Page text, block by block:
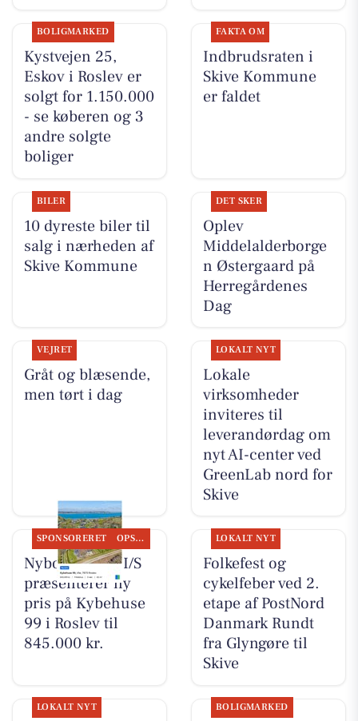
BOLIGMARKED
Kystvejen 25,
Eskov i Roslev er
solgt for 1.150.000
- se køberen og 3
andre solgte
boliger
FAKTA OM
Indbrudsraten i
Skive Kommune
er faldet
BILER
10 dyreste biler til
salg i nærheden af
Skive Kommune
DET SKER
Oplev
Middelalderborge
n Østergaard på
Herregårdenes
Dag
VEJRET
Gråt og blæsende,
men tørt i dag
LOKALT NYT
Lokale
virksomheder
inviteres til
leverandørdag om
nyt AI-center ved
GreenLab nord for
Skive
SPONSORERET OPSLAGSTAVLEN
Nybolig Skive I/S
præsenterer ny
pris på Kybehuse
99 i Roslev til
845.000 kr.
LOKALT NYT
Folkefest og
cykelfeber ved 2.
etape af PostNord
Danmark Rundt
fra Glyngøre til
Skive
LOKALT NYT BOLIGMARKED